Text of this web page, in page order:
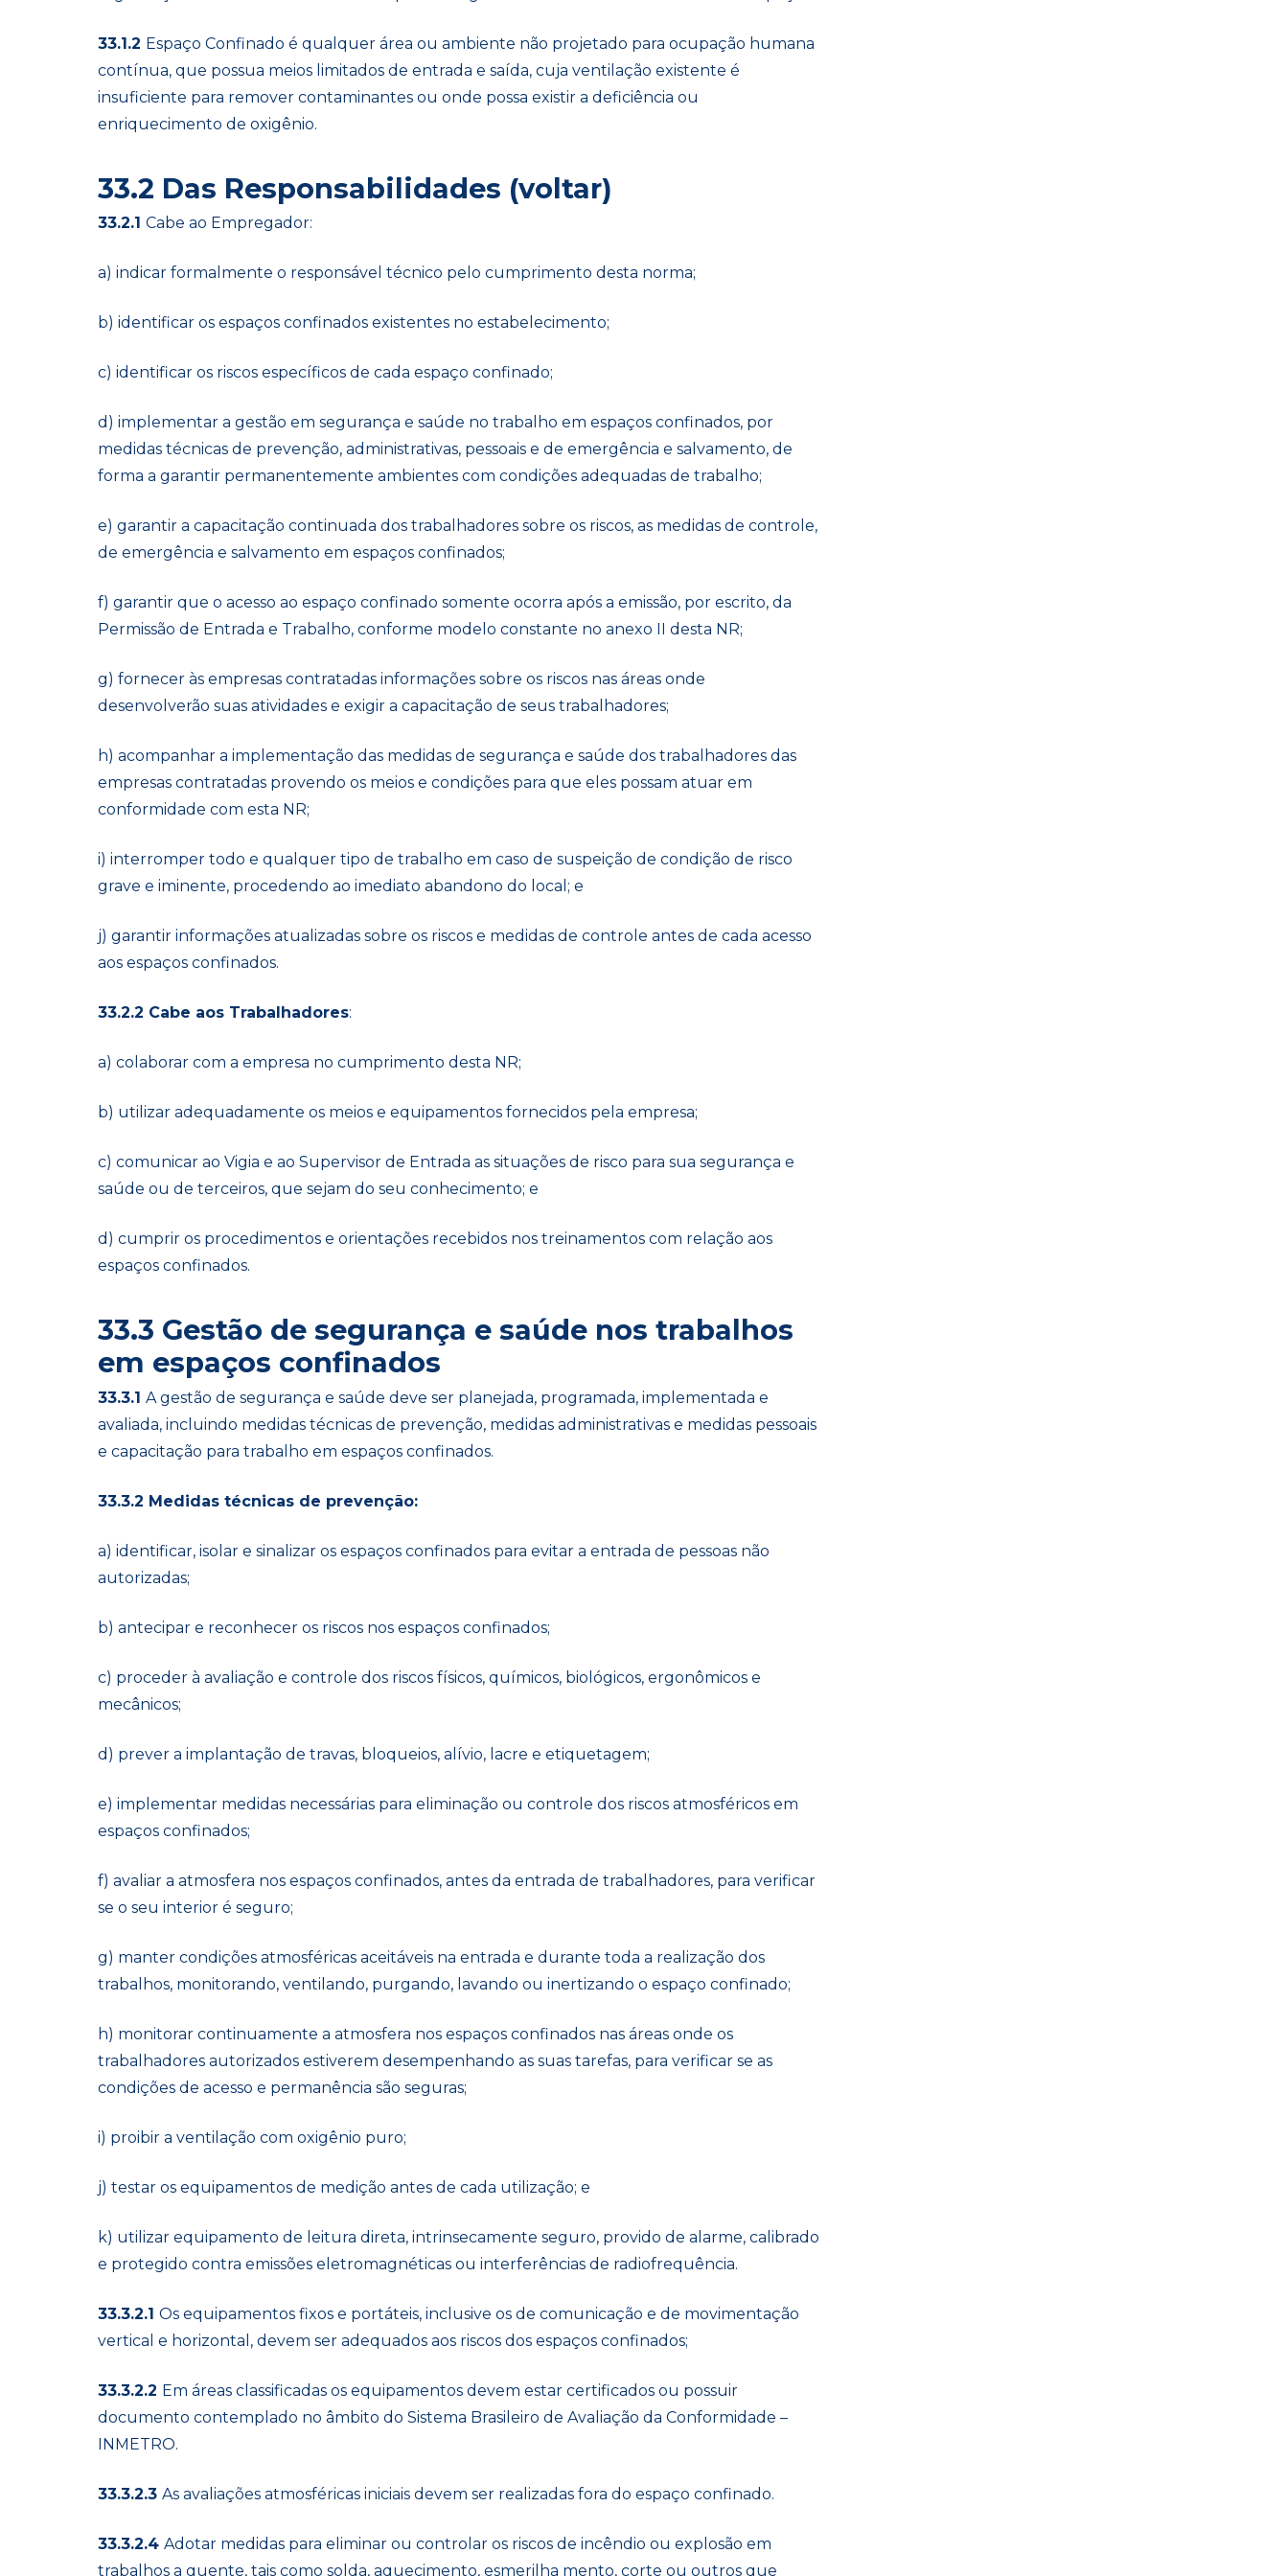
33.1.2 Espaço Confinado é qualquer área ou ambiente não projetado para ocupação humana
contínua, que possua meios limitados de entrada e saída, cuja ventilação existente é
insuficiente para remover contaminantes ou onde possa existir a deficiência ou
enriquecimento de oxigênio.
33.2 Das Responsabilidades (voltar)
33.2.1 Cabe ao Empregador:
a) indicar formalmente o responsável técnico pelo cumprimento desta norma;
b) identificar os espaços confinados existentes no estabelecimento;
c) identificar os riscos específicos de cada espaço confinado;
d) implementar a gestão em segurança e saúde no trabalho em espaços confinados, por
medidas técnicas de prevenção, administrativas, pessoais e de emergência e salvamento, de
forma a garantir permanentemente ambientes com condições adequadas de trabalho;
e) garantir a capacitação continuada dos trabalhadores sobre os riscos, as medidas de controle,
de emergência e salvamento em espaços confinados;
f) garantir que o acesso ao espaço confinado somente ocorra após a emissão, por escrito, da
Permissão de Entrada e Trabalho, conforme modelo constante no anexo II desta NR;
g) fornecer às empresas contratadas informações sobre os riscos nas áreas onde
desenvolverão suas atividades e exigir a capacitação de seus trabalhadores;
h) acompanhar a implementação das medidas de segurança e saúde dos trabalhadores das
empresas contratadas provendo os meios e condições para que eles possam atuar em
conformidade com esta NR;
i) interromper todo e qualquer tipo de trabalho em caso de suspeição de condição de risco
grave e iminente, procedendo ao imediato abandono do local; e
j) garantir informações atualizadas sobre os riscos e medidas de controle antes de cada acesso
aos espaços confinados.
33.2.2 Cabe aos Trabalhadores:
a) colaborar com a empresa no cumprimento desta NR;
b) utilizar adequadamente os meios e equipamentos fornecidos pela empresa;
c) comunicar ao Vigia e ao Supervisor de Entrada as situações de risco para sua segurança e
saúde ou de terceiros, que sejam do seu conhecimento; e
d) cumprir os procedimentos e orientações recebidos nos treinamentos com relação aos
espaços confinados.
33.3 Gestão de segurança e saúde nos trabalhos
em espaços confinados
33.3.1 A gestão de segurança e saúde deve ser planejada, programada, implementada e
avaliada, incluindo medidas técnicas de prevenção, medidas administrativas e medidas pessoais
e capacitação para trabalho em espaços confinados.
33.3.2 Medidas técnicas de prevenção:
a) identificar, isolar e sinalizar os espaços confinados para evitar a entrada de pessoas não
autorizadas;
b) antecipar e reconhecer os riscos nos espaços confinados;
c) proceder à avaliação e controle dos riscos físicos, químicos, biológicos, ergonômicos e
mecânicos;
d) prever a implantação de travas, bloqueios, alívio, lacre e etiquetagem;
e) implementar medidas necessárias para eliminação ou controle dos riscos atmosféricos em
espaços confinados;
f) avaliar a atmosfera nos espaços confinados, antes da entrada de trabalhadores, para verificar
se o seu interior é seguro;
g) manter condições atmosféricas aceitáveis na entrada e durante toda a realização dos
trabalhos, monitorando, ventilando, purgando, lavando ou inertizando o espaço confinado;
h) monitorar continuamente a atmosfera nos espaços confinados nas áreas onde os
trabalhadores autorizados estiverem desempenhando as suas tarefas, para verificar se as
condições de acesso e permanência são seguras;
i) proibir a ventilação com oxigênio puro;
j) testar os equipamentos de medição antes de cada utilização; e
k) utilizar equipamento de leitura direta, intrinsecamente seguro, provido de alarme, calibrado
e protegido contra emissões eletromagnéticas ou interferências de radiofrequência.
33.3.2.1 Os equipamentos fixos e portáteis, inclusive os de comunicação e de movimentação
vertical e horizontal, devem ser adequados aos riscos dos espaços confinados;
33.3.2.2 Em áreas classificadas os equipamentos devem estar certificados ou possuir
documento contemplado no âmbito do Sistema Brasileiro de Avaliação da Conformidade –
INMETRO.
33.3.2.3 As avaliações atmosféricas iniciais devem ser realizadas fora do espaço confinado.
33.3.2.4 Adotar medidas para eliminar ou controlar os riscos de incêndio ou explosão em
trabalhos a quente, tais como solda, aquecimento, esmerilha mento, corte ou outros que